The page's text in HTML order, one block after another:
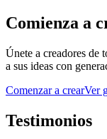
Comienza a
Únete a creadores de
a sus ideas con
Comenzar a crearVer
Testimonios